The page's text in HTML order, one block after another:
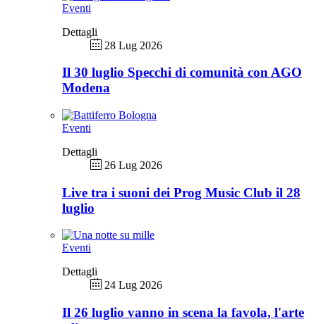
Eventi
Dettagli
28 Lug 2026
Il 30 luglio Specchi di comunità con AGO
Modena
Eventi
Dettagli
26 Lug 2026
Live tra i suoni dei Prog Music Club il 28
luglio
Eventi
Dettagli
24 Lug 2026
Il 26 luglio vanno in scena la favola, l'arte